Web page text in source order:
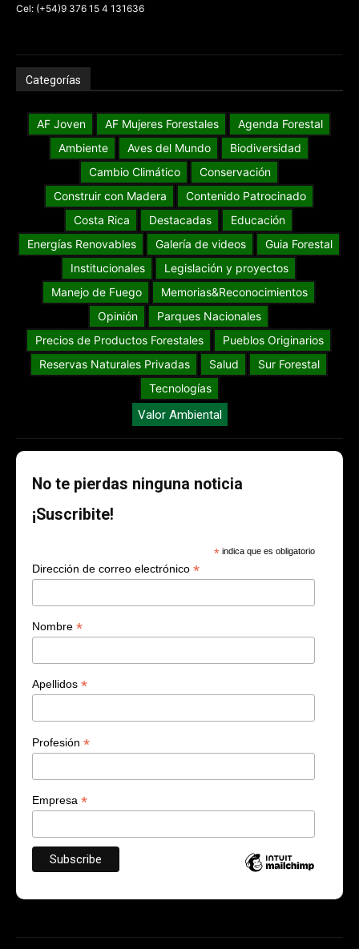
Cel: (+54)9 376 15 4 131636
Categorías
AF Joven AF Mujeres Forestales
Agenda Forestal
Ambiente
Aves del Mundo
Biodiversidad
Cambio Climático
Conservación
Construir con Madera
Contenido Patrocinado
Costa Rica
Destacadas
Educación
Energías Renovables
Galería de videos
Guia Forestal
Institucionales
Legislación y proyectos
Manejo de Fuego
Memorias&Reconocimientos
Opinión
Parques Nacionales
Precios de Productos Forestales
Pueblos Originarios
Reservas Naturales Privadas
Salud
Sur Forestal
Tecnologías
Valor Ambiental
No te pierdas ninguna noticia
¡Suscribite!
* indica que es obligatorio
Dirección de correo electrónico *
Nombre *
Apellidos *
Profesión *
Empresa *